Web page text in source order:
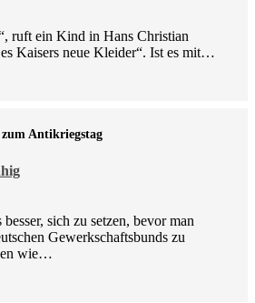
ruft ein Kind in Hans Christian
Kaisers neue Kleider“. Ist es mit…
Antikriegstag
sich zu setzen, bevor man
Gewerkschaftsbunds zu
wie…